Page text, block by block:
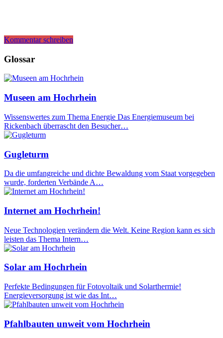
Kommentar schreiben
Glossar
Museen am Hochrhein
Wissenswertes zum Thema Energie Das Energiemuseum bei
Rickenbach überrascht den Besucher…
Gugleturm
Da die umfangreiche und dichte Bewaldung vom Staat vorgegeben
wurde, forderten Verbände A…
Internet am Hochrhein!
Neue Technologien verändern die Welt. Keine Region kann es sich
leisten das Thema Intern…
Solar am Hochrhein
Perfekte Bedingungen für Fotovoltaik und Solarthermie!
Energieversorgung ist wie das Int…
Pfahlbauten unweit vom Hochrhein